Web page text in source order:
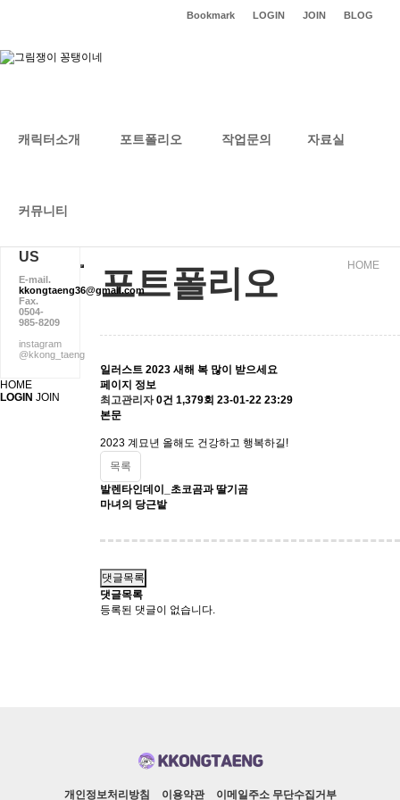
BLOG
JOIN
LOGIN
Bookmark
캐릭터소개 포트폴리오 작업문의 자료실
커뮤니티
포트폴리오 HOME
일러스트 2023 새해 복 많이 받으세요
페이지 정보
최고관리자 0건 1,379회 23-01-22 23:29
본문
2023 계묘년 올해도 건강하고 행복하길!
목록
발렌타인데이_초코곰과 딸기곰
마녀의 당근밭
댓글목록
댓글목록
등록된 댓글이 없습니다.
US
E-mail.
kkongtaeng36@gmail.com
Fax.
0504-
985-8209
instagram
@kkong_taeng
HOME
LOGIN JOIN
개인정보처리방침 이용약관 이메일주소 무단수집거부